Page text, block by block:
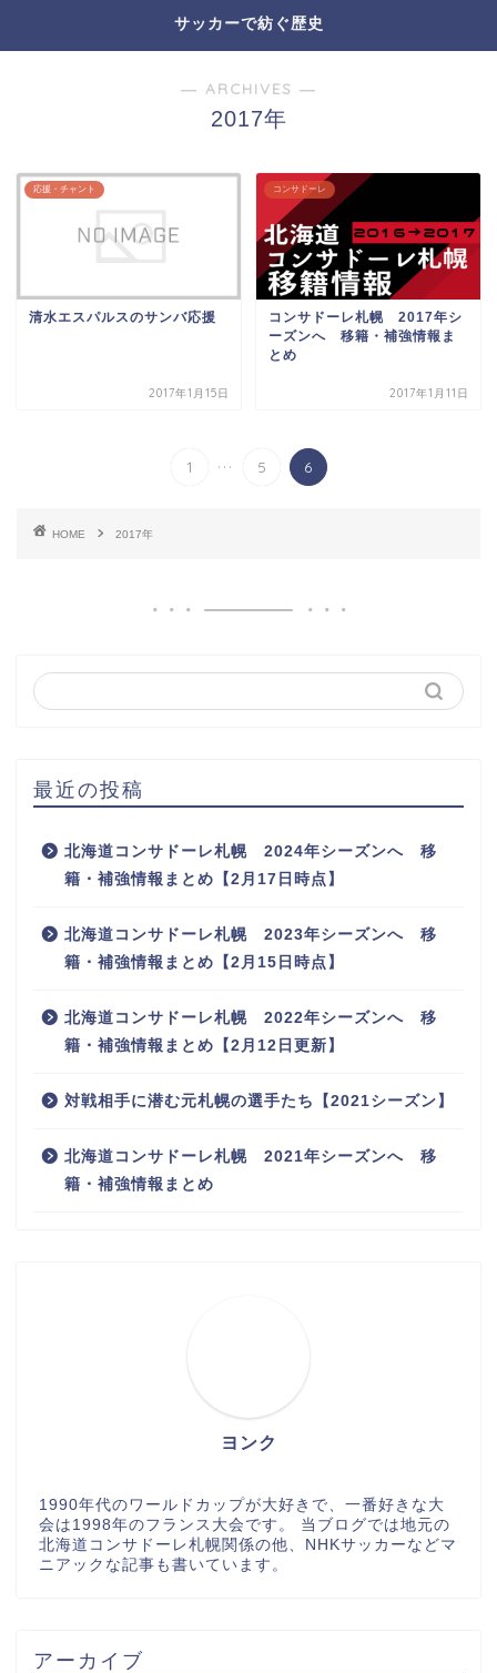
サッカーで紡ぐ歴史
― ARCHIVES ―
2017年
応援・チャント
清水エスパルスのサンバ応援
2017年1月15日
コンサドーレ
コンサドーレ札幌 2017年シ
ーズンへ 移籍・補強情報ま
とめ
2017年1月11日
1 ... 5 6
HOME 2017年
最近の投稿
北海道コンサドーレ札幌 2024年シーズンへ 移
籍・補強情報まとめ【2月17日時点】
北海道コンサドーレ札幌 2023年シーズンへ 移
籍・補強情報まとめ【2月15日時点】
北海道コンサドーレ札幌 2022年シーズンへ 移
籍・補強情報まとめ【2月12日更新】
対戦相手に潜む元札幌の選手たち【2021シーズン】
北海道コンサドーレ札幌 2021年シーズンへ 移
籍・補強情報まとめ
ヨンク
1990年代のワールドカップが大好きで、一番好きな大
会は1998年のフランス大会です。 当ブログでは地元の
北海道コンサドーレ札幌関係の他、NHKサッカーなどマ
ニアックな記事も書いています。
アーカイブ